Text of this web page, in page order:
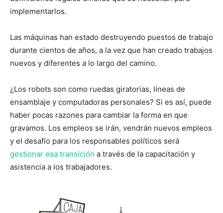
implementarlos.
Las máquinas han estado destruyendo puestos de trabajo
durante cientos de años, a la vez que han creado trabajos
nuevos y diferentes a lo largo del camino.
¿Los robots son como ruedas giratorias, líneas de
ensamblaje y computadoras personales? Si es así, puede
haber pocas razones para cambiar la forma en que
gravamos. Los empleos se irán, vendrán nuevos empleos
y el desafío para los responsables políticos será
gestionar esa transición a través de la capacitación y
asistencia a los trabajadores.